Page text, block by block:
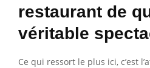
restaurant de
véritable
Ce qui ressort le plus ici, c’est